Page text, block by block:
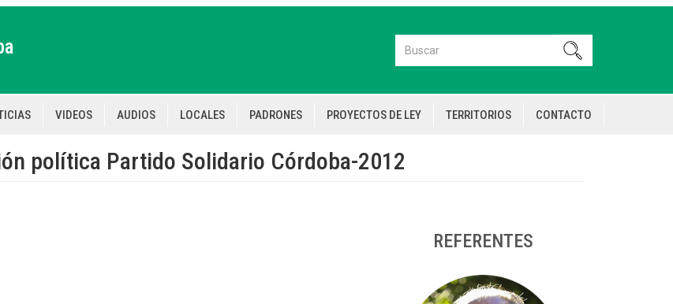
Buscar
VIDEOS AUDIOS LOCALES PADRONES PROYECTOS DE LEY TERRITORIOS CONTACTO
política Partido Solidario Córdoba-2012
REFERENTES